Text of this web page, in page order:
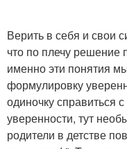
Верить в себя и свои
что по плечу решение
именно эти понятия
формулировку
одиночку справиться
уверенности, тут
родители в детстве